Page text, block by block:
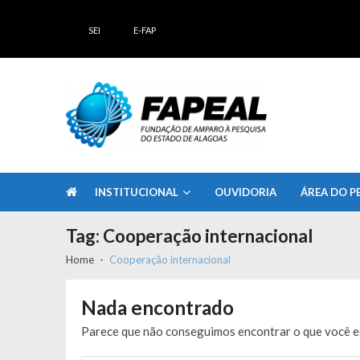
SEI E-FAP
INSTITUCIONAL OUVIDORIA ÁREA DO
Tag: Cooperação internacional
Home Cooperação internacional
Nada encontrado
Parece que não conseguimos encontrar o que você